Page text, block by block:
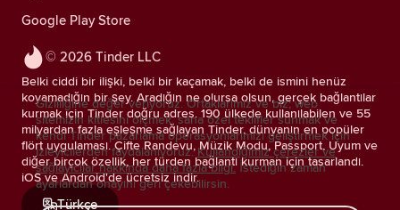
© 2026 Tinder LLC
Belki ciddi bir ilişki, belki bir kaçamak, belki de ismini henüz
koyamadığın bir şey. Aradığın ne olursa olsun, gerçek bağlantılar
kurmak için Tinder doğru adres. 190 ülkede kullanılabilen ve 55
milyardan fazla eşleşme sağlayan Tinder, dünyanın en popüler
flört uygulaması. Çifte Randevu, Müzik Modu, Passport, Uyum ve
diğer birçok özellik, her türden bağlantı kurman için tasarlandı.
iOS ve Android'de ücretsiz indir.
Türkçe
Google Play Store
Gizliliğine değer veriyoruz. Ortaklarımız ve biz; web
sitemizin kitlesini ölçmek, sana özel teklifler sunmak ve
kendi Tinder pazarlama operasyonlarımızı geliştirmek için
izleyicilerden faydalanıyoruz. Kullandığımız çerezler ve
sağlayıcılar hakkında daha fazla bilgi. İstediğin zaman
ayarlardan onayını geri çekebilirsin.